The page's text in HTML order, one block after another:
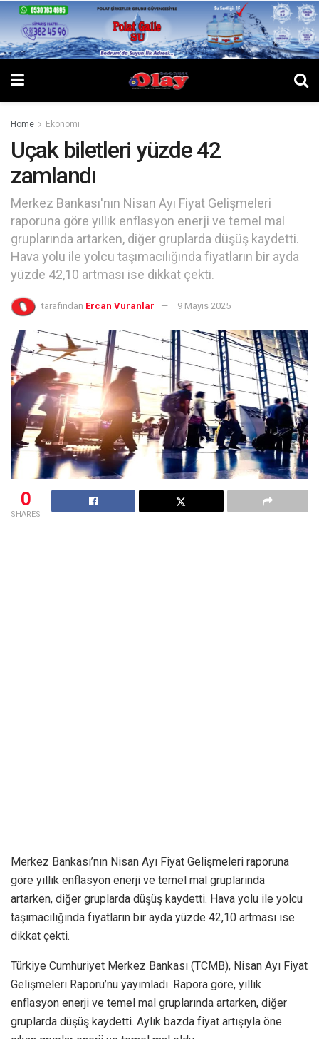
Home Ekonomi
Uçak biletleri yüzde 42
zamlandı
Merkez Bankası'nın Nisan Ayı Fiyat Gelişmeleri
raporuna göre yıllık enflasyon enerji ve temel mal
gruplarında artarken, diğer gruplarda düşüş kaydetti.
Hava yolu ile yolcu taşımacılığında fiyatların bir ayda
yüzde 42,10 artması ise dikkat çekti.
tarafından Ercan Vuranlar 9 Mayıs 2025
0
SHARES
Merkez Bankası’nın Nisan Ayı Fiyat Gelişmeleri raporuna
göre yıllık enflasyon enerji ve temel mal gruplarında
artarken, diğer gruplarda düşüş kaydetti. Hava yolu ile yolcu
taşımacılığında fiyatların bir ayda yüzde 42,10 artması ise
dikkat çekti.
Türkiye Cumhuriyet Merkez Bankası (TCMB), Nisan Ayı Fiyat
Gelişmeleri Raporu’nu yayımladı. Rapora göre, yıllık
enflasyon enerji ve temel mal gruplarında artarken, diğer
gruplarda düşüş kaydetti. Aylık bazda fiyat artışıyla öne